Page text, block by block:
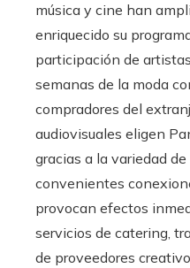
música y cine han
enriquecido su
participación de
semanas de la moda
compradores del
audiovisuales eligen
gracias a la variedad
convenientes
provocan efectos
servicios de catering,
de proveedores